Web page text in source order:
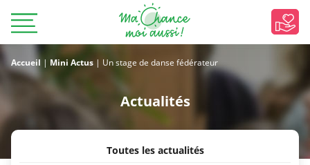
Accueil | Mini Actus | Un stage de danse fédérateur
Actualités
Toutes les actualités